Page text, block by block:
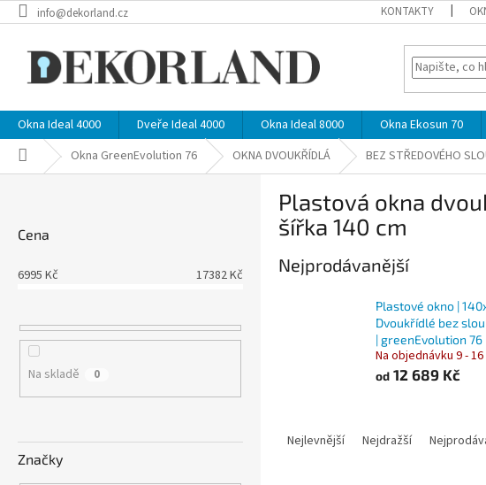
Přejít
na
info@dekorland.cz KONTAKTY
Okna Ideal 4000 Dveře Ideal 4000 Okna Ideal 8000 Okna Ekosun 70
Domů Okna GreenEvolution 76 OKNA DVOUKŘÍDLÁ BEZ STŘEDOVÉHO
Cena
6995 Kč 17382Kč
Na skladě 0
Značky
Plastová okna
šířka 140 cm
Nejprodávanější
Plastové okno |
Dvoukřídlé bez
| greenEvolution 76
Na objednávku 9 - 16
od 12 689 Kč
Nejlevnější Nejdražší